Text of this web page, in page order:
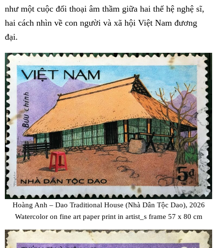
như một cuộc đối thoại âm thầm giữa hai thế hệ nghệ sĩ,
hai cách nhìn về con người và xã hội Việt Nam đương
đại.
Hoàng Anh – Dao Traditional House (Nhà Dân Tộc Dao), 2026
Watercolor on fine art paper print in artist_s frame 57 x 80 cm